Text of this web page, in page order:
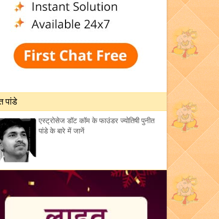
पांडे
एस्ट्रोसेज डॉट कॉम के फाउंडर ज्योतिषी पुनीत
पांडे के बारे में जानें